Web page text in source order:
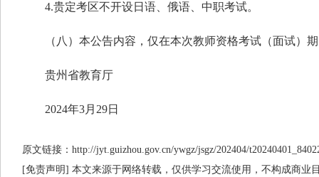
4.贵定考区不开设日语、俄语、中职考试。
（八）本公告内容，仅在本次教师资格考试（面试）期
贵州省教育厅
2024年3月29日
原文链接：http://jyt.guizhou.gov.cn/ywgz/jsgz/202404/
[免责声明] 本文来源于网络转载，仅供学习交流使用，不构成商业